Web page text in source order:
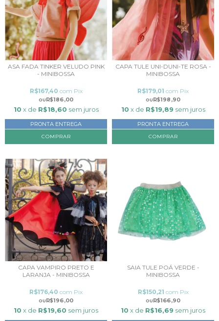
ASA FADA TINKER VELUDO PINK
- MINIBOSSA
R$186,00
R$167,40 com Pix
10 x de R$18,60 sem juros
PRONTA ENTREGA
CAPA TULE UNI-DUNI-TE ROSA -
MINIBOSSA
R$198,90
R$179,01 com Pix
10 x de R$19,89 sem juros
PRONTA ENTREGA
COMPRAR
CAPA VAMPIRO PRETO E
LARANJA - MINIBOSSA
R$196,00
R$176,40 com Pix
10 x de R$19,60 sem juros
SAIA TULE POÁ VERDE -
MINIBOSSA
R$166,90
R$150,21 com Pix
10 x de R$16,69 sem juros